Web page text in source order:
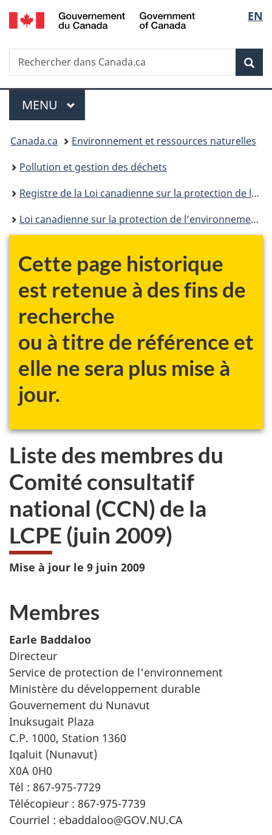
Passer
au
principal
Passer
à
Au
du
Passer
à
version
simplifiée
de
la
EN
Recherche
Rechercher
dans
Menu
MENU PRINCIPAL
Vous
êtes
ici :
Canada.ca
Environnement et ressources naturelles
Pollution et gestion des déchets
Registre de la Loi canadienne sur la protection de l’environnement
Loi canadienne sur la protection de l’environnement : historique
Cette page historique
est retenue à des fins de
recherche
ou à titre de référence et
elle ne sera plus mise à
jour.
Liste des membres du
Comité consultatif
national (CCN) de la
LCPE (juin 2009)
Mise à jour le 9 juin 2009
Membres
Earle Baddaloo
Directeur
Service de protection de l'environnement
Ministère du développement durable
Gouvernement du Nunavut
Inuksugait Plaza
C.P. 1000, Station 1360
Iqaluit (Nunavut)
X0A 0H0
Tél : 867-975-7729
Télécopieur : 867-975-7739
Courriel : ebaddaloo@GOV.NU.CA